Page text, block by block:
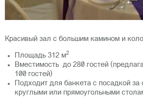
Красивый зал с большим камином и
Площадь 312 м2
Вместимость до 280 гостей
100 гостей)
Подходит для банкета с посадкой за
круглыми или прямоугольными